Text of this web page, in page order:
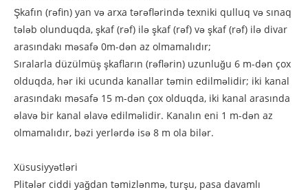
Şkafın (rəfin) yan və arxa tərəflərində texniki qulluq və sınaq
tələb olunduqda, şkaf (rəf) ilə şkaf (rəf) və şkaf (rəf) ilə divar
arasındakı məsafə 0m-dən az olmamalıdır;
Sıralarla düzülmüş şkafların (rəflərin) uzunluğu 6 m-dən çox
olduqda, hər iki ucunda kanallar təmin edilməlidir; iki kanal
arasındakı məsafə 15 m-dən çox olduqda, iki kanal arasında
əlavə bir kanal əlavə edilməlidir. Kanalın eni 1 m-dən az
olmamalıdır, bəzi yerlərdə isə 8 m ola bilər.
Xüsusiyyətləri
Plitələr ciddi yağdan təmizlənmə, turşu, pasa davamlı